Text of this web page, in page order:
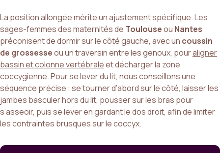
La position allongée mérite un ajustement spécifique. Les
sages-femmes des maternités de Toulouseou Nantes
préconisent de dormir sur le côté gauche, avec un coussin
de grossesseou un traversin entre les genoux, pouraligner
bassin et colonne vertébraleet décharger la zone
coccygienne. Pour se lever du lit, nous conseillons une
séquence précise : se tourner d’abord sur le côté, laisser les
jambes basculer hors du lit, pousser sur les bras pour
s’asseoir, puis se lever en gardant le dos droit, afin de limiter
les contraintes brusques sur le coccyx.